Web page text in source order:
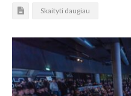
Skaityti daugiau